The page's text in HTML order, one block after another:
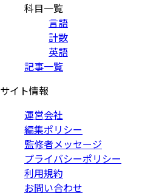
科目一覧
言語
計数
英語
記事一覧
サイト情報
運営会社
編集ポリシー
監修者メッセージ
プライバシーポリシー
利用規約
お問い合わせ